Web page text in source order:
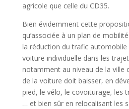
agricole que celle du CD35.
Bien évidemment cette
qu’associée à un plan de
la réduction du trafic automobile
voiture individuelle dans les
notamment au niveau de la ville
de la voiture doit baisser, en
pied, le vélo, le covoiturage, les
… et bien sûr en relocalisant les